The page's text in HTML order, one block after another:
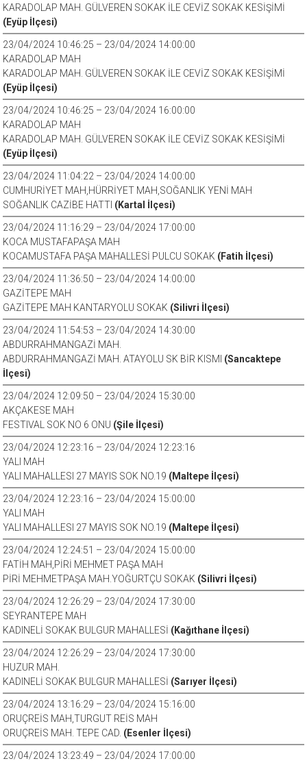
KARADOLAP MAH. GÜLVEREN SOKAK İLE CEVİZ SOKAK KESİŞİMİ
(Eyüp İlçesi)
23/04/2024 10:46:25 – 23/04/2024 14:00:00
KARADOLAP MAH
KARADOLAP MAH. GÜLVEREN SOKAK İLE CEVİZ SOKAK KESİŞİMİ
(Eyüp İlçesi)
23/04/2024 10:46:25 – 23/04/2024 16:00:00
KARADOLAP MAH
KARADOLAP MAH. GÜLVEREN SOKAK İLE CEVİZ SOKAK KESİŞİMİ
(Eyüp İlçesi)
23/04/2024 11:04:22 – 23/04/2024 14:00:00
CUMHURİYET MAH,HÜRRİYET MAH,SOĞANLIK YENİ MAH
SOĞANLIK CAZİBE HATTI (Kartal İlçesi)
23/04/2024 11:16:29 – 23/04/2024 17:00:00
KOCA MUSTAFAPAŞA MAH
KOCAMUSTAFA PAŞA MAHALLESİ PULCU SOKAK (Fatih İlçesi)
23/04/2024 11:36:50 – 23/04/2024 14:00:00
GAZİTEPE MAH
GAZİTEPE MAH KANTARYOLU SOKAK (Silivri İlçesi)
23/04/2024 11:54:53 – 23/04/2024 14:30:00
ABDURRAHMANGAZİ MAH.
ABDURRAHMANGAZİ MAH. ATAYOLU SK BİR KISMI (Sancaktepe
İlçesi)
23/04/2024 12:09:50 – 23/04/2024 15:30:00
AKÇAKESE MAH
FESTIVAL SOK NO 6 ONU (Şile İlçesi)
23/04/2024 12:23:16 – 23/04/2024 12:23:16
YALI MAH
YALI MAHALLESI 27 MAYIS SOK NO.19 (Maltepe İlçesi)
23/04/2024 12:23:16 – 23/04/2024 15:00:00
YALI MAH
YALI MAHALLESI 27 MAYIS SOK NO.19 (Maltepe İlçesi)
23/04/2024 12:24:51 – 23/04/2024 15:00:00
FATİH MAH,PİRİ MEHMET PAŞA MAH
PİRİ MEHMETPAŞA MAH.YOĞURTÇU SOKAK (Silivri İlçesi)
23/04/2024 12:26:29 – 23/04/2024 17:30:00
SEYRANTEPE MAH
KADINELİ SOKAK BULGUR MAHALLESİ (Kağıthane İlçesi)
23/04/2024 12:26:29 – 23/04/2024 17:30:00
HUZUR MAH.
KADINELİ SOKAK BULGUR MAHALLESİ (Sarıyer İlçesi)
23/04/2024 13:16:29 – 23/04/2024 15:16:00
ORUÇREİS MAH,TURGUT REİS MAH
ORUÇREİS MAH. TEPE CAD. (Esenler İlçesi)
23/04/2024 13:23:49 – 23/04/2024 17:00:00